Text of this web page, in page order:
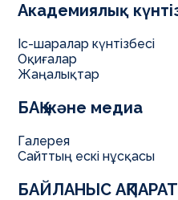
БАЙЛАНЫС
Академиялық
Іс-шаралар күнтізбесі
Оқиғалар
Жаңалықтар
БАҚ және медиа
Галерея
Сайттың ескі нұсқасы